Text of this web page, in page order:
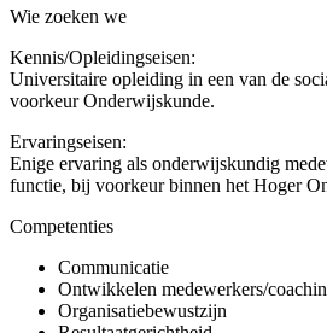
Wie zoeken we
Kennis/Opleidingseisen:
Universitaire opleiding in een van de
voorkeur Onderwijskunde.
Ervaringseisen:
Enige ervaring als onderwijskundig
functie, bij voorkeur binnen het Hoger
Competenties
Communicatie
Ontwikkelen medewerkers/
Organisatiebewustzijn